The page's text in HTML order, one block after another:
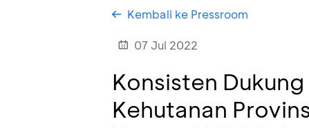
Kembali ke Pressroom
07 Jul 2022
Konsisten
Kehutanan